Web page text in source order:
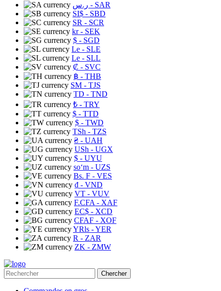
ر.س - SAR
SI$ - SBD
SR - SCR
kr- SEK
$ - SGD
Le - SLE
Le - SLL
₡ - SVC
฿ - THB
ЅМ - TJS
TD - TND
₺ - TRY
$ - TTD
$ - TWD
TSh - TZS
₴ - UAH
USh - UGX
$ - UYU
soʻm - UZS
Bs. F - VES
₫ - VND
VT - VUV
F.CFA - XAF
EC$ - XCD
CFAF - XOF
YRls - YER
R - ZAR
ZK - ZMW
Chercher